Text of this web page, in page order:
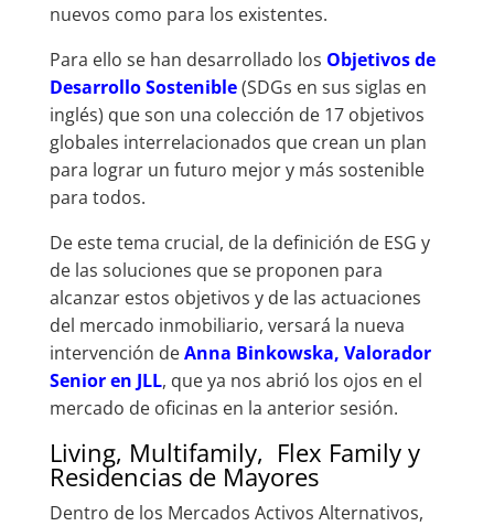
nuevos como para los existentes.
Para ello se han desarrollado los Objetivos de
Desarrollo Sostenible(SDGs en sus siglas en
inglés) que son una colección de 17 objetivos
globales interrelacionados que crean un plan
para lograr un futuro mejor y más sostenible
para todos.
De este tema crucial, de la definición de ESG y
de las soluciones que se proponen para
alcanzar estos objetivos y de las actuaciones
del mercado inmobiliario, versará la nueva
intervención deAnna Binkowska, Valorador
Senior en JLL, que ya nos abrió los ojos en el
mercado de oficinas en la anterior sesión.
Living, Multifamily, Flex Family y
Residencias de Mayores
Dentro de los Mercados Activos Alternativos,